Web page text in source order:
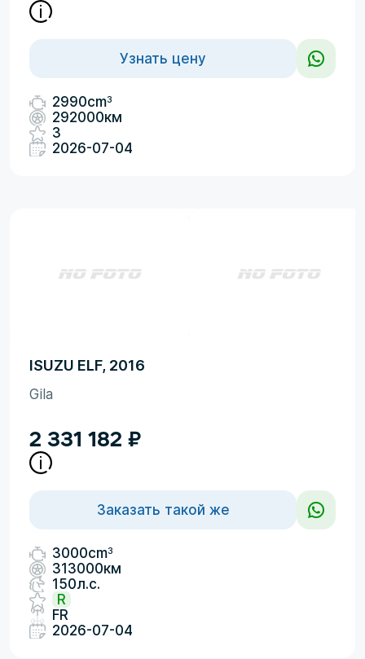
Узнать цену
2990cm3
292000км
3
2026-07-04
ISUZU ELF, 2016
Gila
2 331 182 ₽
Заказать такой же
3000cm3
313000км
150л.с.
R
FR
2026-07-04